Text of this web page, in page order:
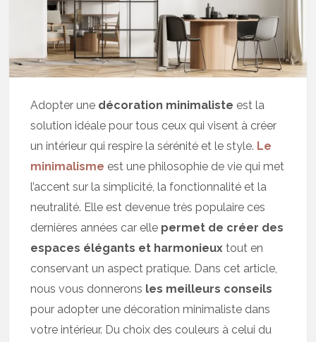
Adopter une décoration minimaliste est la
solution idéale pour tous ceux qui visent à créer
un intérieur qui respire la sérénité et le style. Le
minimalisme est une philosophie de vie qui met
l’accent sur la simplicité, la fonctionnalité et la
neutralité. Elle est devenue très populaire ces
dernières années car elle permet de créer des
espaces élégants et harmonieux tout en
conservant un aspect pratique. Dans cet article,
nous vous donnerons les meilleurs conseils
pour adopter une décoration minimaliste dans
votre intérieur. Du choix des couleurs à celui du